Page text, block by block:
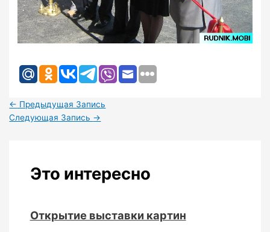
← Предыдущая Запись
Следующая Запись →
Это интересно
Открытие выставки картин